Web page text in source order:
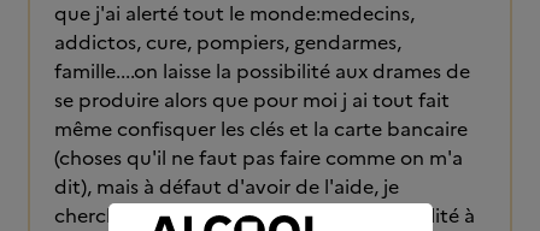
que j'ai alerté tout le monde:medecins,
addictos, cure, pompiers, gendarmes,
famille....on laisse la possibilité aux drames de
se produire alors que pour moi j ai tout fait
même confisquer les clés et la carte bancaire
(choses qu'il ne faut pas faire comme on m'a
dit), mais à défaut d'avoir de l'aide, je
cherchais des solutions. Il y a plus de facilité à